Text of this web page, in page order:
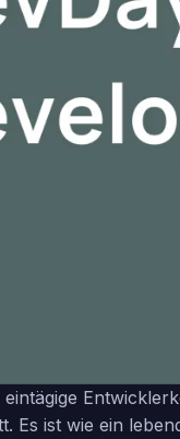
eintägige
Es ist wie ein